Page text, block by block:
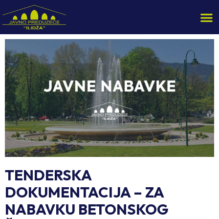
TENDERSKA
DOKUMENTACIJA – ZA
NABAVKU BETONSKOG